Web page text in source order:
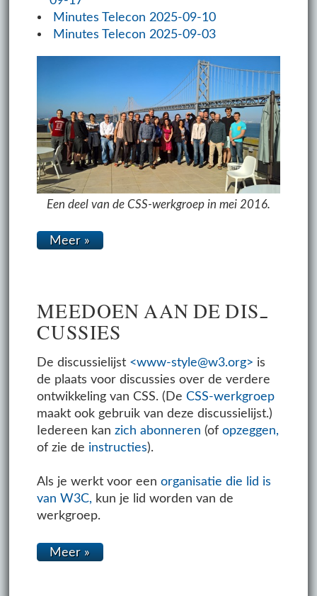
Minutes Telecon 2025-09-10
Minutes Telecon 2025-09-03
Een deel van de CSS-werkgroep in mei 2016.
Meer »
MEE­DOEN AAN DE DIS­
CUS­SIES
De discussielijst <www-style@w3.org> is
de plaats voor discussies over de verdere
ontwikkeling van CSS. (De CSS-werkgroep
maakt ook gebruik van deze discussielijst.)
Iedereen kan zich abonneren (of opzeggen,
of zie de instructies).
Als je werkt voor een organisatie die lid is
van W3C, kun je lid worden van de
werkgroep.
Meer »